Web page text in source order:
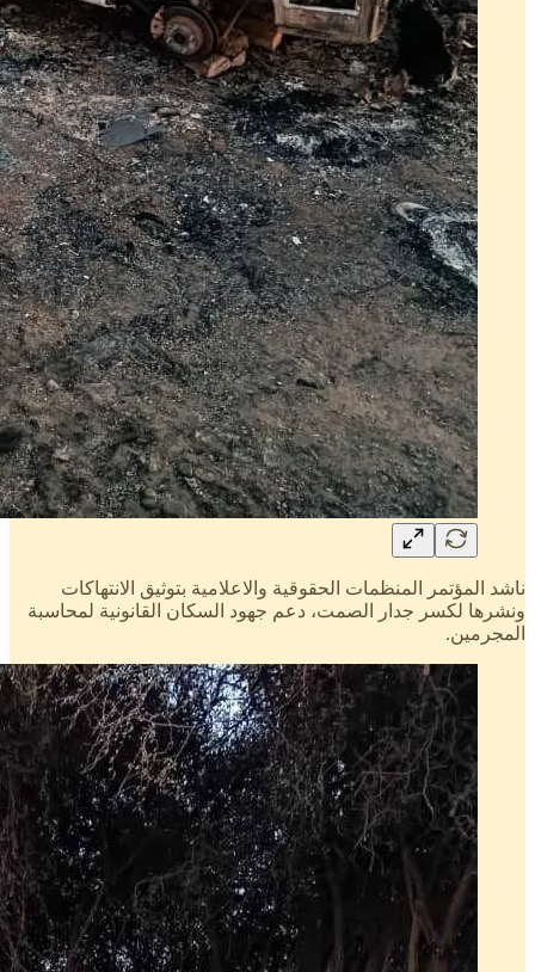
ناشد المؤتمر المنظمات الحقوقية والاعلامية بتوثيق الانتهاكات
ونشرها لكسر جدار الصمت، دعم جهود السكان القانونية لمحاسبة
المجرمين.